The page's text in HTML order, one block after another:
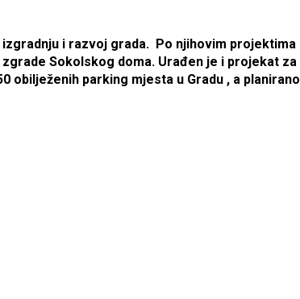
i razvoj grada. Po njihovim projektima
Sokolskog doma. Urađen je i projekat za
obilježenih parking mjesta u Gradu , a planirano